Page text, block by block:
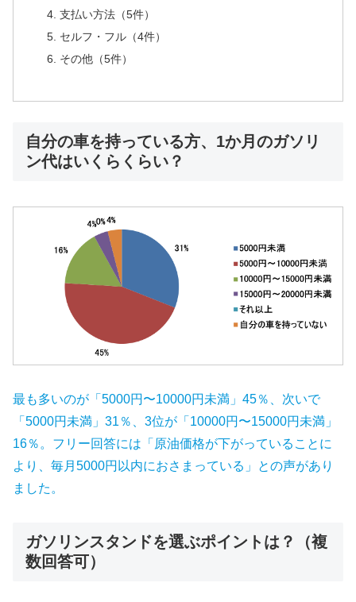
支払い方法（5件）
セルフ・フル（4件）
その他（5件）
自分の車を持っている方、1か月のガソリ
ン代はいくらくらい？
最も多いのが「5000円〜10000円未満」45％、次いで
「5000円未満」31％、3位が「10000円〜15000円未満」
16％。フリー回答には「原油価格が下がっていることに
より、毎月5000円以内におさまっている」との声があり
ました。
ガソリンスタンドを選ぶポイントは？（複
数回答可）